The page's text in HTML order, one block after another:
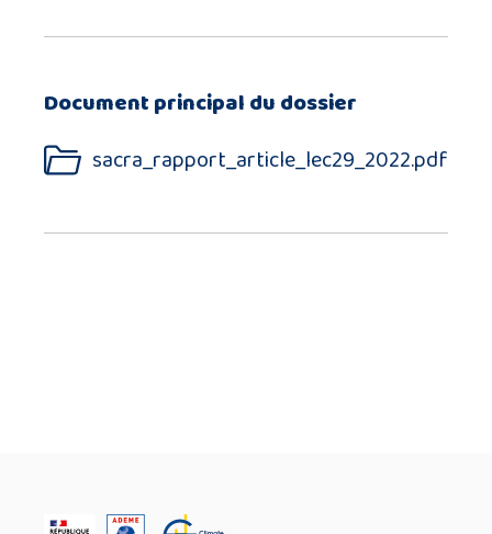
Document principal du dossier
sacra_rapport_article_lec29_2022.pdf